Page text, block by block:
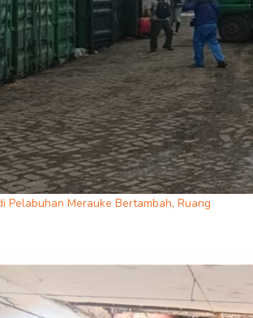
Pelabuhan Merauke Bertambah, Ruang